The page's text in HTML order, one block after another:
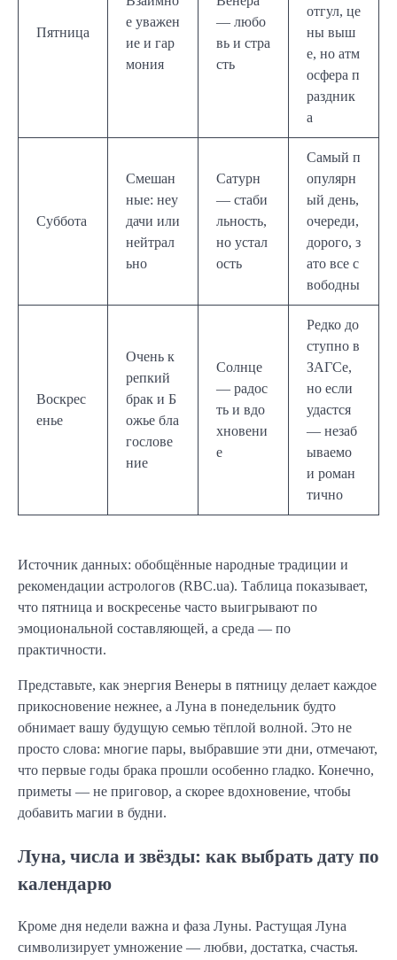
Пятница
е уважен
ие и гар
мония
— любо
вь и стра
сть
отгул, це
ны выш
е, но атм
осфера п
раздник
а
Суббота
Смешан
ные: неу
дачи или
нейтрал
ьно
Сатурн
— стаби
льность,
но устал
ость
Самый п
опулярн
ый день,
очереди,
дорого, з
ато все с
вободны
Воскрес
енье
Очень к
репкий
брак и Б
ожье бла
гослове
ние
Солнце
— радос
ть и вдо
хновени
е
Редко до
ступно в
ЗАГСе,
но если
удастся
— незаб
ываемо
и роман
тично
Источник данных: обобщённые народные традиции и
рекомендации астрологов (RBC.ua). Таблица показывает,
что пятница и воскресенье часто выигрывают по
эмоциональной составляющей, а среда — по
практичности.
Представьте, как энергия Венеры в пятницу делает каждое
прикосновение нежнее, а Луна в понедельник будто
обнимает вашу будущую семью тёплой волной. Это не
просто слова: многие пары, выбравшие эти дни, отмечают,
что первые годы брака прошли особенно гладко. Конечно,
приметы — не приговор, а скорее вдохновение, чтобы
добавить магии в будни.
Луна, числа и звёзды: как выбрать дату по
календарю
Кроме дня недели важна и фаза Луны. Растущая Луна
символизирует умножение — любви, достатка, счастья.